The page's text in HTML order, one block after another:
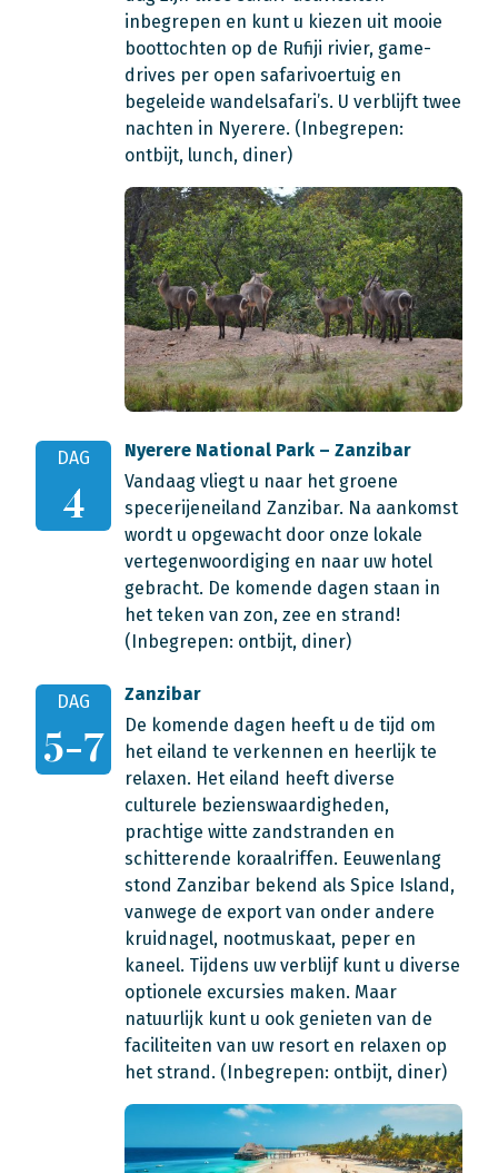
inbegrepen en kunt u kiezen uit mooie
boottochten op de Rufiji rivier, game-
drives per open safarivoertuig en
begeleide wandelsafari’s. U verblijft twee
nachten in Nyerere. (Inbegrepen:
ontbijt, lunch, diner)
DAG
4
Nyerere National Park – Zanzibar
Vandaag vliegt u naar het groene
specerijeneiland Zanzibar. Na aankomst
wordt u opgewacht door onze lokale
vertegenwoordiging en naar uw hotel
gebracht. De komende dagen staan in
het teken van zon, zee en strand!
(Inbegrepen: ontbijt, diner)
DAG
5-7
Zanzibar
De komende dagen heeft u de tijd om
het eiland te verkennen en heerlijk te
relaxen. Het eiland heeft diverse
culturele bezienswaardigheden,
prachtige witte zandstranden en
schitterende koraalriffen. Eeuwenlang
stond Zanzibar bekend als Spice Island,
vanwege de export van onder andere
kruidnagel, nootmuskaat, peper en
kaneel. Tijdens uw verblijf kunt u diverse
optionele excursies maken. Maar
natuurlijk kunt u ook genieten van de
faciliteiten van uw resort en relaxen op
het strand. (Inbegrepen: ontbijt, diner)